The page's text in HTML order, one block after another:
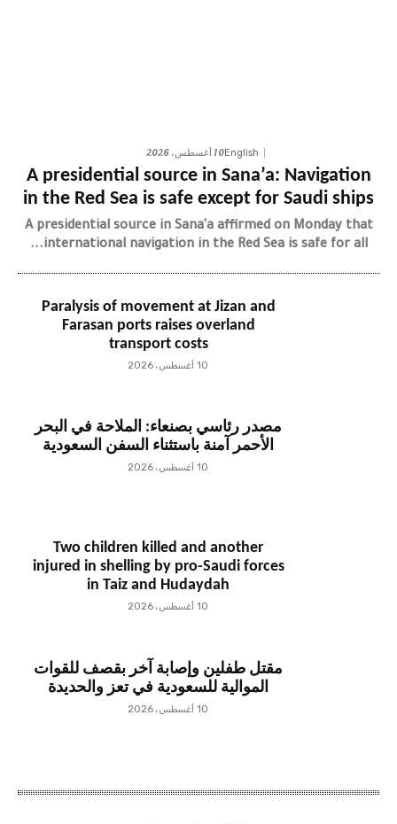
English10 أغسطس، 2026
A presidential source in Sana’a: Navigation
in the Red Sea is safe except for Saudi ships
A presidential source in Sana'a affirmed on Monday that
international navigation in the Red Sea is safe for all...
Paralysis of movement at Jizan and
Farasan ports raises overland
transport costs
10 أغسطس، 2026
مصدر رئاسي بصنعاء: الملاحة في البحر
الأحمر آمنة باستثناء السفن السعودية
10 أغسطس، 2026
Two children killed and another
injured in shelling by pro-Saudi forces
in Taiz and Hudaydah
10 أغسطس، 2026
مقتل طفلين وإصابة آخر بقصف للقوات
الموالية للسعودية في تعز والحديدة
10 أغسطس، 2026